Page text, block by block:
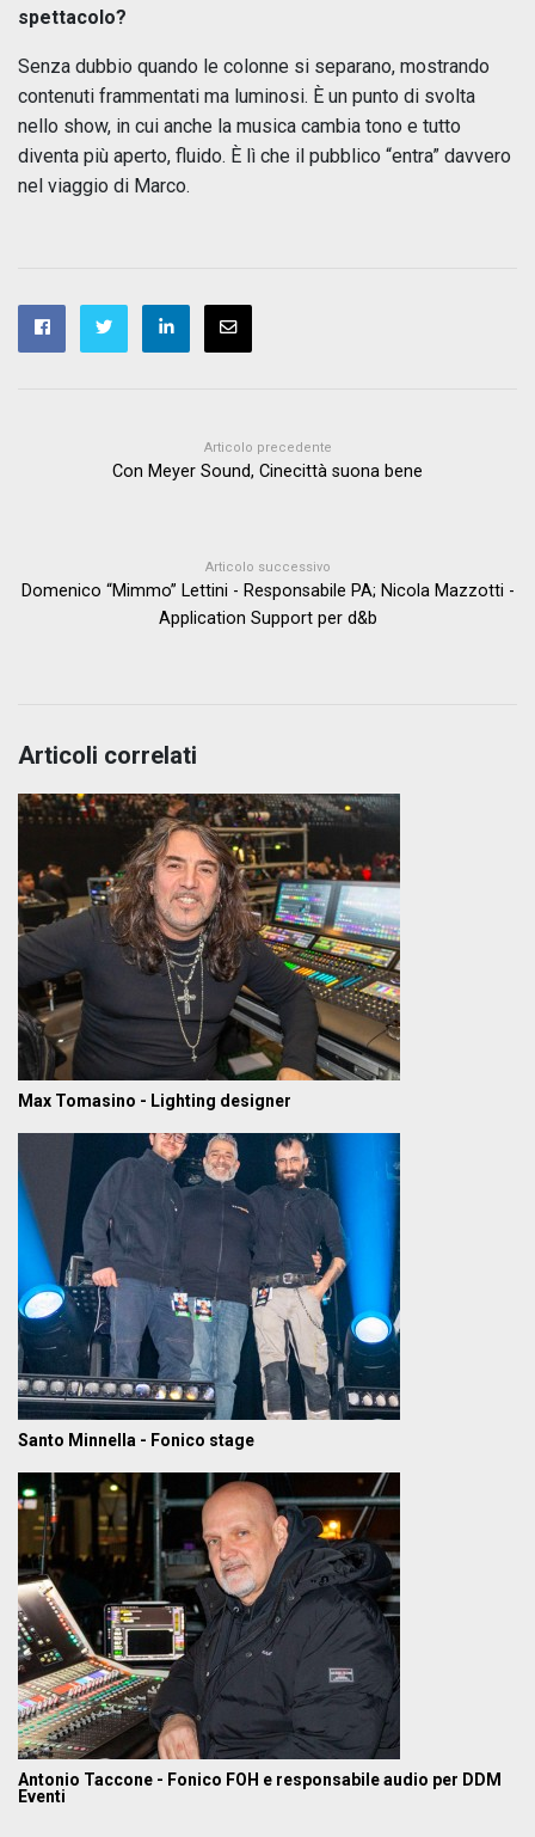
spettacolo?
Senza dubbio quando le colonne si separano, mostrando
contenuti frammentati ma luminosi. È un punto di svolta
nello show, in cui anche la musica cambia tono e tutto
diventa più aperto, fluido. È lì che il pubblico “entra” davvero
nel viaggio di Marco.
Articolo precedente
Con Meyer Sound, Cinecittà suona bene
Articolo successivo
Domenico “Mimmo” Lettini - Responsabile PA; Nicola Mazzotti -
Application Support per d&b
Articoli correlati
Max Tomasino - Lighting designer
Santo Minnella - Fonico stage
Antonio Taccone - Fonico FOH e responsabile audio per DDM
Eventi